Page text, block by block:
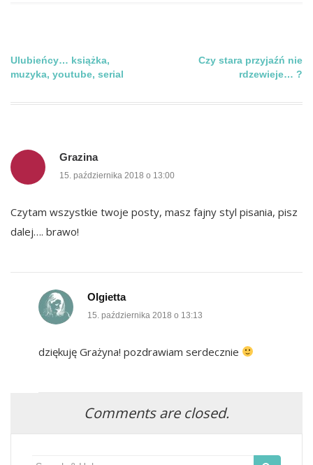
Nawigacja
wpisu
Ulubieńcy… książka,
muzyka, youtube, serial
Czy stara przyjaźń nie
rdzewieje… ?
Grazina
15. października 2018 o 13:00
Czytam wszystkie twoje posty, masz fajny styl pisania, pisz
dalej…. brawo!
Olgietta
15. października 2018 o 13:13
dziękuję Grażyna! pozdrawiam serdecznie
Comments are closed.